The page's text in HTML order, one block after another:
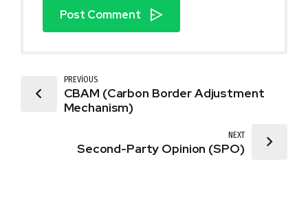
Post Comment
PREVIOUS
CBAM (Carbon Border Adjustment
Mechanism)
NEXT
Second-Party Opinion (SPO)